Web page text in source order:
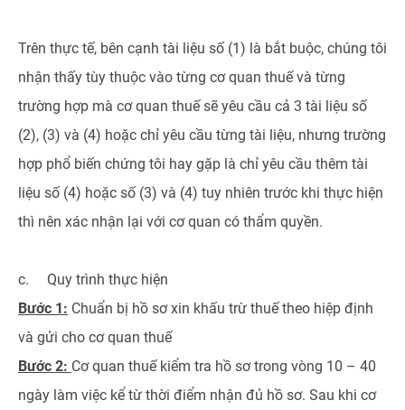
Trên thực tế, bên cạnh tài liệu số (1) là bắt buộc, chúng tôi
nhận thấy tùy thuộc vào từng cơ quan thuế và từng
trường hợp mà cơ quan thuế sẽ yêu cầu cả 3 tài liệu số
(2), (3) và (4) hoặc chỉ yêu cầu từng tài liệu, nhưng trường
hợp phổ biến chứng tôi hay gặp là chỉ yêu cầu thêm tài
liệu số (4) hoặc số (3) và (4) tuy nhiên trước khi thực hiện
thì nên xác nhận lại với cơ quan có thẩm quyền.
c. Quy trình thực hiện
Bước 1: Chuẩn bị hồ sơ xin khấu trừ thuế theo hiệp định
và gửi cho cơ quan thuế
Bước 2: Cơ quan thuế kiểm tra hồ sơ trong vòng 10 – 40
ngày làm việc kể từ thời điểm nhận đủ hồ sơ. Sau khi cơ